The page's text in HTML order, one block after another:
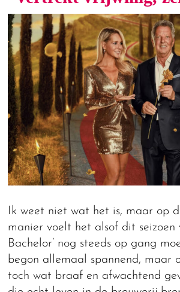
Ik weet niet wat het is, maar op
manier voelt het alsof dit seizoen
Bachelor’ nog steeds op gang
begon allemaal spannend, maar
toch wat braaf en afwachtend